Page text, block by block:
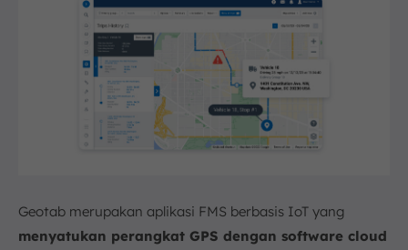
Geotab merupakan aplikasi FMS berbasis IoT yang
menyatukan perangkat GPS dengan software cloud